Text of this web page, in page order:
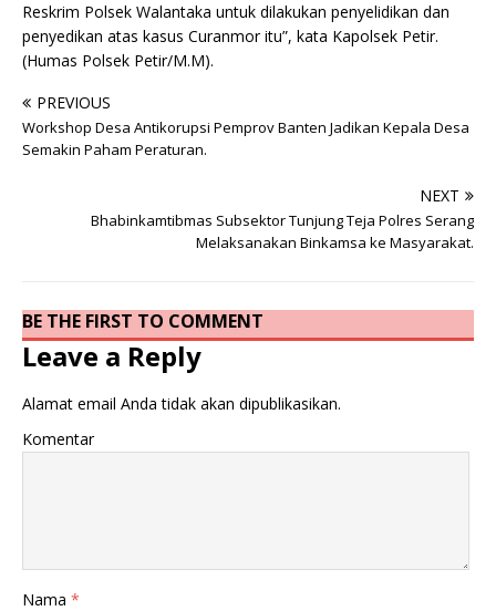
Reskrim Polsek Walantaka untuk dilakukan penyelidikan dan
penyedikan atas kasus Curanmor itu”, kata Kapolsek Petir.
(Humas Polsek Petir/M.M).
PREVIOUS
Workshop Desa Antikorupsi Pemprov Banten Jadikan Kepala Desa
Semakin Paham Peraturan.
NEXT
Bhabinkamtibmas Subsektor Tunjung Teja Polres Serang
Melaksanakan Binkamsa ke Masyarakat.
BE THE FIRST TO COMMENT
Leave a Reply
Alamat email Anda tidak akan dipublikasikan.
Komentar
Nama *